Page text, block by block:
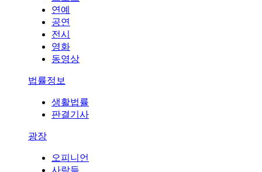
연예
공연
전시
영화
동영상
법률정보
생활법률
판결기사
광장
오피니언
사람들